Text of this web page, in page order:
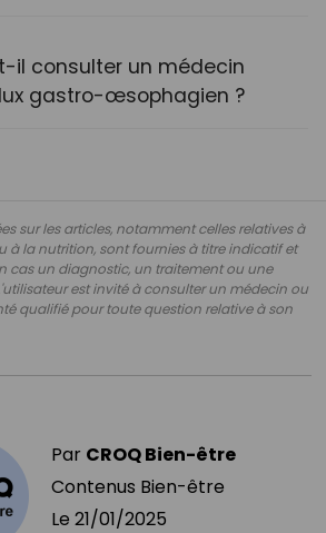
il consulter un médecin
gastro-œsophagien ?
sur les articles, notamment celles relatives à
à la nutrition, sont fournies à titre indicatif et
cas un diagnostic, un traitement ou une
est invité à consulter un médecin ou
qualifié pour toute question relative à son
Par CROQ Bien-être
Contenus Bien-être
Le 21/01/2025